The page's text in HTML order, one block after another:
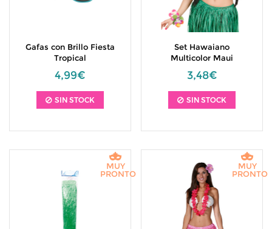
Gafas con Brillo Fiesta
Tropical
4,99€
SIN STOCK
Set Hawaiano
Multicolor Maui
3,48€
SIN STOCK
MUY
PRONTO
MUY
PRONTO